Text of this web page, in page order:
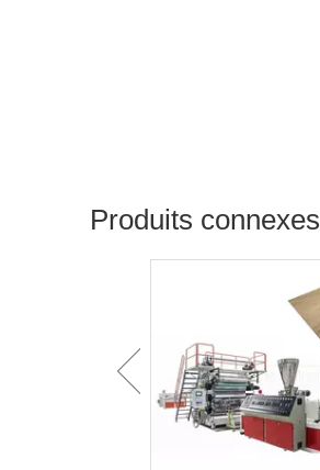
Produits connexes